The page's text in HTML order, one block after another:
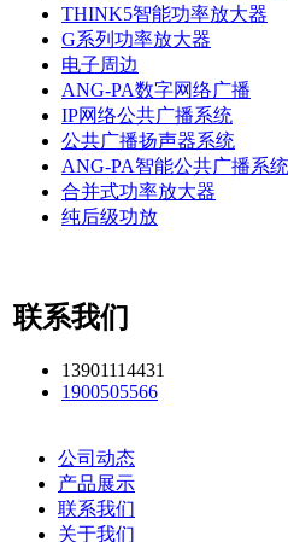
THINK5智能功率放大器
G系列功率放大器
电子周边
ANG-PA数字网络广播
IP网络公共广播系统
公共广播扬声器系统
ANG-PA智能公共广播系统
合并式功率放大器
纯后级功放
联系我们
13901114431
1900505566
公司动态
产品展示
联系我们
关于我们